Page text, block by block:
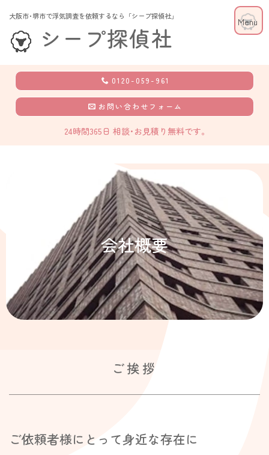
大阪市･堺市で浮気調査を依頼するなら「シープ探偵社」
シープ探偵社
0120-059-961
お問い合わせフォーム
24時間365日 相談･お見積り無料です。
会社概要
ご挨拶
ご依頼者様にとって身近な存在に